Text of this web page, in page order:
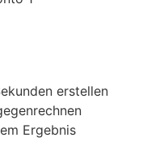
erstellen
Ergebnis